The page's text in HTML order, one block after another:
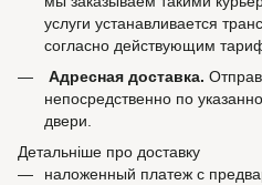
услуги устанавливается
согласно действующим
Адресная доставка.
непосредственно по
двери.
Детальніше про доставку
наложенный платеж с